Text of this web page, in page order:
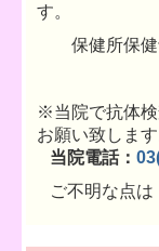
す。
保健所保健
※当院で抗体検
お願い致します
当院電話：
ご不明な点は